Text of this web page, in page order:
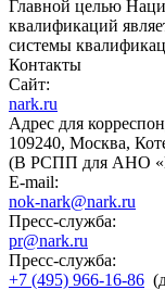
Главной целью
квалификаций
системы
Контакты
Сайт:
nark.ru
Адрес для
109240, Москва,
(В РСПП для АНО
E-mail:
nok-nark@nark.ru
Пресс-служба:
pr@nark.ru
Пресс-служба:
+7 (495) 966-16-86